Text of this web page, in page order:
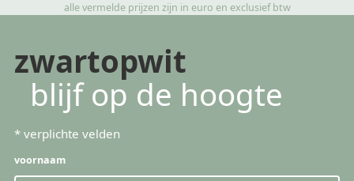
alle vermelde prijzen zijn in euro en exclusief btw
zwartopwit
blijf op de hoogte
* verplichte velden
voornaam